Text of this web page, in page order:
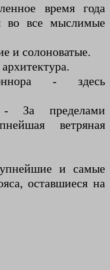
время года
во все мыслимые
и солоноватые.
- здесь
- За пределами
ветряная
и самые
оставшиеся на